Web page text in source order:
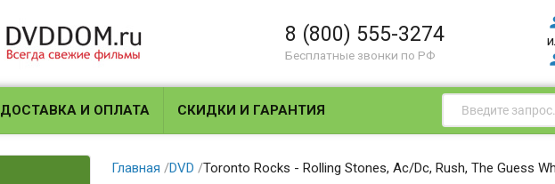
8 (800) 555-3274
Бесплатные звонки по РФ
ДОСТАВКА И ОПЛАТА СКИДКИ И ГАРАНТИЯ
Главная /DVD /Toronto Rocks - Rolling Stones, Ac/Dc, Rush, The Guess